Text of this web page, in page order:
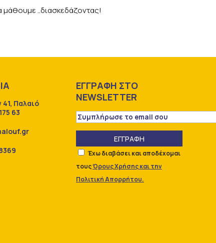
μάθουμε ..διασκεδάζοντας!
Παλαιό
63
ΕΓΓΡΑΦΗ ΣΤΟ
NEWSLETTER
ΕΓΓΡΑΦΗ
Έχω διαβάσει και αποδέχομαι
τουςΌρους Χρήσης και την
Πολιτική Απορρήτου.